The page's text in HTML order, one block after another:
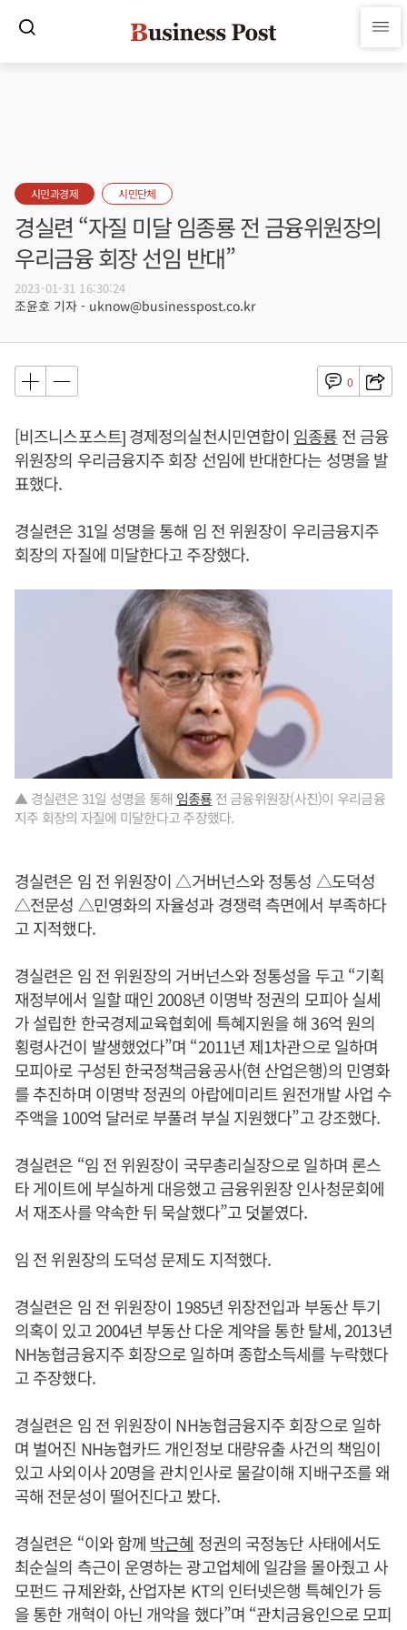
시민과경제 시민단체
경실련 “자질 미달 임종룡 전 금융위원장의
우리금융 회장 선임 반대”
2023-01-31 16:30:24
조윤호 기자 - uknow@businesspost.co.kr
0
[비즈니스포스트] 경제정의실천시민연합이 임종룡 전 금융
위원장의 우리금융지주 회장 선임에 반대한다는 성명을 발
표했다.
경실련은 31일 성명을 통해 임 전 위원장이 우리금융지주
회장의 자질에 미달한다고 주장했다.
▲ 경실련은 31일 성명을 통해 임종룡 전 금융위원장(사진)이 우리금융
지주 회장의 자질에 미달한다고 주장했다.
경실련은 임 전 위원장이 △거버넌스와 정통성 △도덕성
△전문성 △민영화의 자율성과 경쟁력 측면에서 부족하다
고 지적했다.
경실련은 임 전 위원장의 거버넌스와 정통성을 두고 “기획
재정부에서 일할 때인 2008년 이명박 정권의 모피아 실세
가 설립한 한국경제교육협회에 특혜지원을 해 36억 원의
횡령사건이 발생했었다”며 “2011년 제1차관으로 일하며
모피아로 구성된 한국정책금융공사(현 산업은행)의 민영화
를 추진하며 이명박 정권의 아랍에미리트 원전개발 사업 수
주액을 100억 달러로 부풀려 부실 지원했다”고 강조했다.
경실련은 “임 전 위원장이 국무총리실장으로 일하며 론스
타 게이트에 부실하게 대응했고 금융위원장 인사청문회에
서 재조사를 약속한 뒤 묵살했다”고 덧붙였다.
임 전 위원장의 도덕성 문제도 지적했다.
경실련은 임 전 위원장이 1985년 위장전입과 부동산 투기
의혹이 있고 2004년 부동산 다운 계약을 통한 탈세, 2013년
NH농협금융지주 회장으로 일하며 종합소득세를 누락했다
고 주장했다.
경실련은 임 전 위원장이 NH농협금융지주 회장으로 일하
며 벌어진 NH농협카드 개인정보 대량유출 사건의 책임이
있고 사외이사 20명을 관치인사로 물갈이해 지배구조를 왜
곡해 전문성이 떨어진다고 봤다.
경실련은 “이와 함께 박근혜 정권의 국정농단 사태에서도
최순실의 측근이 운영하는 광고업체에 일감을 몰아줬고 사
모펀드 규제완화, 산업자본 KT의 인터넷은행 특혜인가 등
을 통한 개혁이 아닌 개악을 했다”며 “관치금융인으로 모피